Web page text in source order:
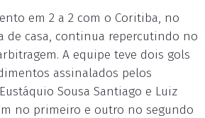
em 2 a 2 com o Coritiba, no
de casa, continua repercutindo no
A equipe teve dois gols
assinalados pelos
Sousa Santiago e Luiz
no primeiro e outro no segundo